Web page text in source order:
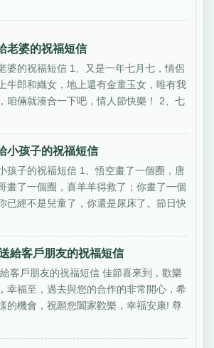
老婆的祝福短信
婆的祝福短信 1、又是一年七月七，情侶
牛郎和織女，地上還有金童玉女，唯有我
咱倆就湊合一下吧，情人節快樂！ 2、七
小孩子的祝福短信
孩子的祝福短信 1、悟空畫了一個圈，唐
畫了一個圈，喜羊羊得救了；你畫了一個
已經不是兒童了，你還是尿床了。節日快
給客戶朋友的祝福短信
客戶朋友的祝福短信 佳節喜來到，歡樂
幸福至，過去與您的合作的非常開心，希
的機會，祝願您闔家歡樂，幸福安康! 尊